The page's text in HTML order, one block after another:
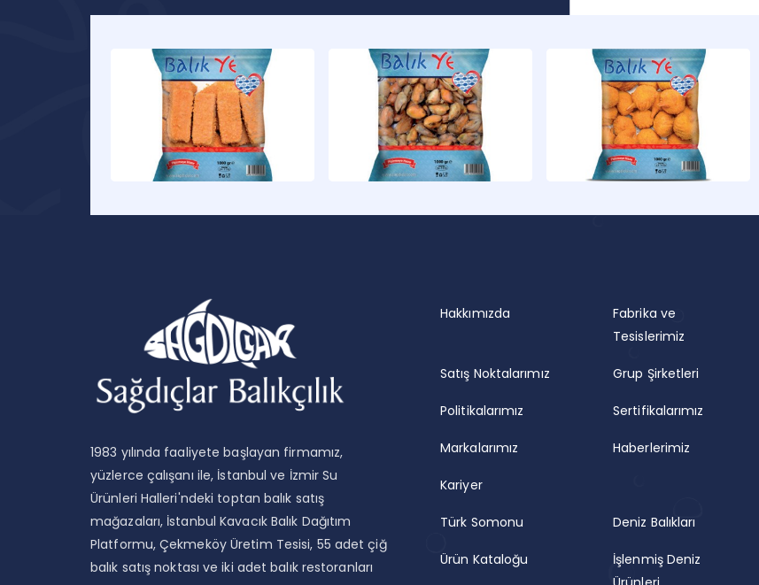
1983 yılında faaliyete başlayan firmamız,
yüzlerce çalışanı ile, İstanbul ve İzmir Su
Ürünleri Halleri'ndeki toptan balık satış
mağazaları, İstanbul Kavacık Balık Dağıtım
Platformu, Çekmeköy Üretim Tesisi, 55 adet çiğ
balık satış noktası ve iki adet balık restoranları
Hakkımızda
Fabrika ve
Tesislerimiz
Satış Noktalarımız Grup Şirketleri
Politikalarımız Sertifikalarımız
Markalarımız Haberlerimiz
Kariyer
Türk Somonu Deniz Balıkları
Ürün Kataloğu
İşlenmiş Deniz